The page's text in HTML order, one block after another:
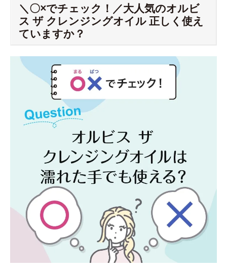
＼〇×でチェック！／大人気のオルビ
ス ザ クレンジングオイル 正しく使え
ていますか？